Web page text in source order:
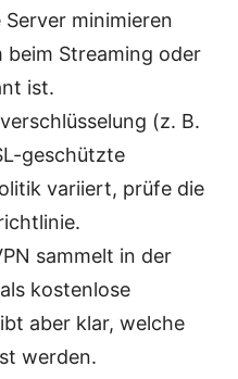
minimieren
beim Streaming oder
ist.
(z. B.
geschützte
variiert, prüfe die
sammelt in der
kostenlose
aber klar, welche
werden.